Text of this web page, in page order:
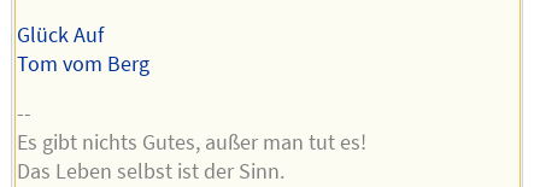
Glück Auf
Tom vom Berg
--
Es gibt nichts Gutes, außer man tut es!
Das Leben selbst ist der Sinn.